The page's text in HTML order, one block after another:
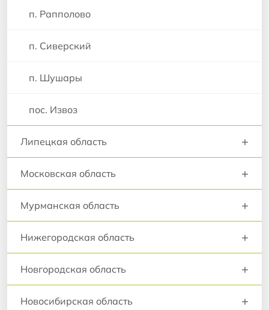
п. Рапполово
п. Сиверский
п. Шушары
пос. Извоз
Липецкая область +
Московская область +
Мурманская область +
Нижегородская область +
Новгородская область +
Новосибирская область +